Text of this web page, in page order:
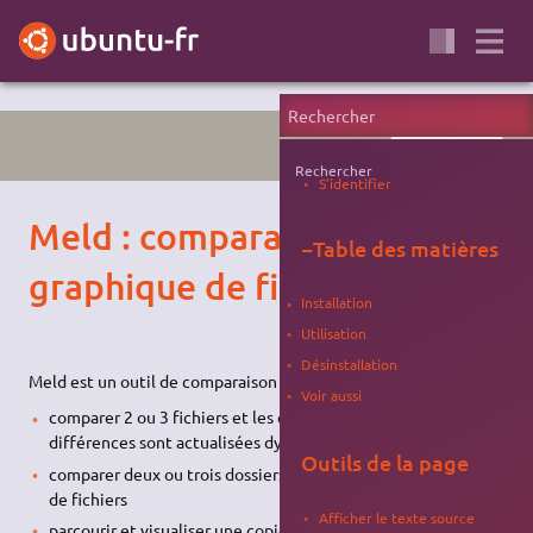
PROGRAMMATION
Meld : comparaison
graphique de fichiers
Meld est un outil de comparaison et de fusion. Vous pouvez :
comparer 2 ou 3 fichiers et les éditer directement (les
différences sont actualisées dynamiquement)
comparer deux ou trois dossiers et lancer des comparaisons
de fichiers
Rechercher
S'identifier
−Table des matières
Installation
Utilisation
Désinstallation
Voir aussi
Outils de la page
Afficher le texte source